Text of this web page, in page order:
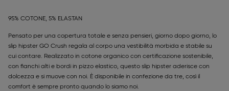
95% COTONE, 5% ELASTAN
Pensato per una copertura totale e senza pensieri, giorno dopo giorno, lo
slip hipster GO Crush regala al corpo una vestibilità morbida e stabile su
cui contare. Realizzato in cotone organico con certificazione sostenibile,
con fianchi alti e bordi in pizzo elastico, questo slip hipster aderisce con
dolcezza e si muove con noi. È disponibile in confezione da tre, così il
comfort è sempre pronto quando lo siamo noi.